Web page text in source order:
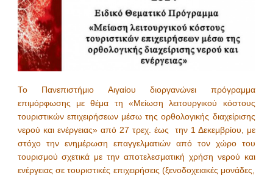
Το Πανεπιστήμιο Αιγαίου διοργανώνει πρόγραμμα
επιμόρφωσης με θέμα τη «Μείωση λειτουργικού κόστους
τουριστικών επιχειρήσεων μέσω της ορθολογικής διαχείρισης
νερού και ενέργειας» από 27 τρεχ. έως την 1 Δεκεμβρίου, με
στόχο την ενημέρωση επαγγελματιών από τον χώρο του
τουρισμού σχετικά με την αποτελεσματική χρήση νερού και
ενέργειας σε τουριστικές επιχειρήσεις (ξενοδοχειακές μονάδες,